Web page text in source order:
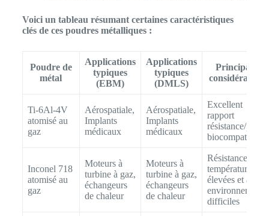
Voici un tableau résumant certaines caractéristiques
clés de ces poudres métalliques :
Poudre de
métal
Applications
typiques
(EBM)
Applications
typiques
(DMLS)
Principales
considérations
Ti-6Al-4V
atomisé au
gaz
Aérospatiale,
Implants
médicaux
Aérospatiale,
Implants
médicaux
Excellent
rapport
résistance/poids,
biocompatible
Inconel 718
atomisé au
gaz
Moteurs à
turbine à gaz,
échangeurs
de chaleur
Moteurs à
turbine à gaz,
échangeurs
de chaleur
Résistance aux
températures
élevées et aux
environnements
difficiles